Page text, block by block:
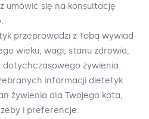
umówić się na konsultację
przeprowadzi z Tobą wywiad
wieku, wagi, stanu zdrowia,
żywienia.
informacji dietetyk
żywienia dla Twojego kota,
i preferencje.